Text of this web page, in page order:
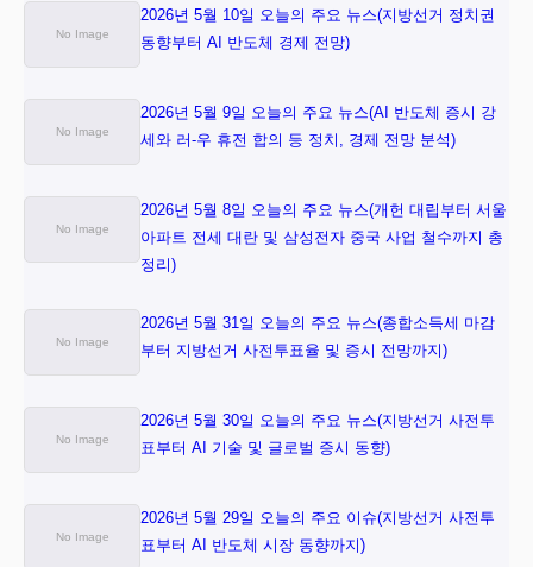
2026년 5월 10일 오늘의 주요 뉴스(지방선거 정치권
동향부터 AI 반도체 경제 전망)
2026년 5월 9일 오늘의 주요 뉴스(AI 반도체 증시 강
세와 러-우 휴전 합의 등 정치, 경제 전망 분석)
2026년 5월 8일 오늘의 주요 뉴스(개헌 대립부터 서울
아파트 전세 대란 및 삼성전자 중국 사업 철수까지 총
정리)
2026년 5월 31일 오늘의 주요 뉴스(종합소득세 마감
부터 지방선거 사전투표율 및 증시 전망까지)
2026년 5월 30일 오늘의 주요 뉴스(지방선거 사전투
표부터 AI 기술 및 글로벌 증시 동향)
2026년 5월 29일 오늘의 주요 이슈(지방선거 사전투
표부터 AI 반도체 시장 동향까지)